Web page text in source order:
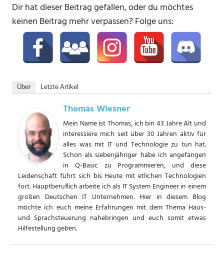
Dir hat dieser Beitrag gefallen, oder du möchtes
keinen Beitrag mehr verpassen? Folge uns:
Über Letzte Artikel
Thomas Wiesner
Mein Name ist Thomas, ich bin 43 Jahre Alt und
interessiere mich seit über 30 Jahren aktiv für
alles was mit IT und Technologie zu tun hat.
Schon als siebenjähriger habe ich angefangen
in Q-Basic zu Programmieren, und diese
Leidenschaft führt sich bis Heute mit etlichen Technologien
fort. Hauptberuflich arbeite ich als IT System Engineer in einem
großen Deutschen IT Unternehmen. Hier in diesem Blog
möchte ich euch meine Erfahrungen mit dem Thema Haus-
und Sprachsteuerung nahebringen und euch somit etwas
Hilfestellung geben.